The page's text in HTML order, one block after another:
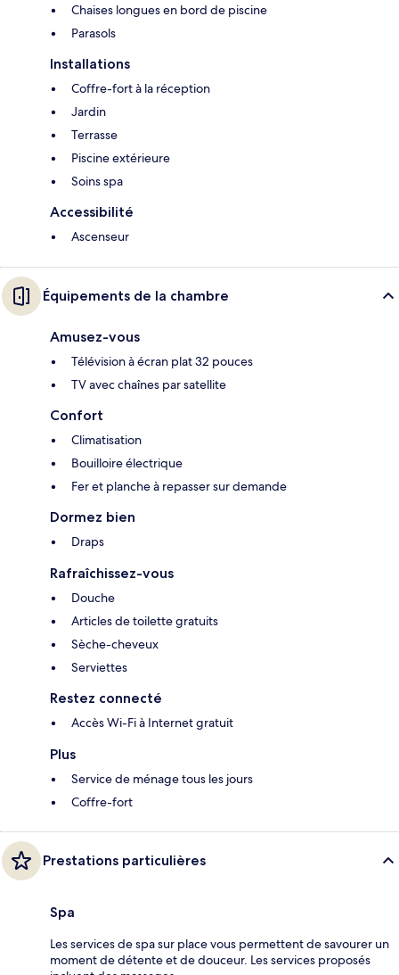
Chaises longues en bord de piscine
Parasols
Installations
Coffre-fort à la réception
Jardin
Terrasse
Piscine extérieure
Soins spa
Accessibilité
Ascenseur
Équipements de la chambre
Amusez-vous
Télévision à écran plat 32 pouces
TV avec chaînes par satellite
Confort
Climatisation
Bouilloire électrique
Fer et planche à repasser sur demande
Dormez bien
Draps
Rafraîchissez-vous
Douche
Articles de toilette gratuits
Sèche-cheveux
Serviettes
Restez connecté
Accès Wi-Fi à Internet gratuit
Plus
Service de ménage tous les jours
Coffre-fort
Prestations particulières
Spa
Les services de spa sur place vous permettent de savourer un
moment de détente et de douceur. Les services proposés